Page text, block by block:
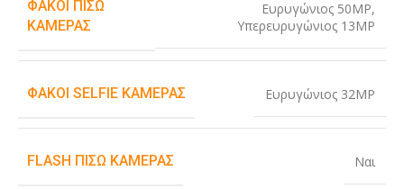
ΦΑΚΟΊ ΠΊΣΩ
ΚΆΜΕΡΑΣ
Ευρυγώνιος 50MP,
Υπερευρυγώνιος 13MP
ΦΑΚΟΊ SELFIE ΚΆΜΕΡΑΣ Ευρυγώνιος 32MP
FLASH ΠΊΣΩ ΚΆΜΕΡΑΣ Ναι